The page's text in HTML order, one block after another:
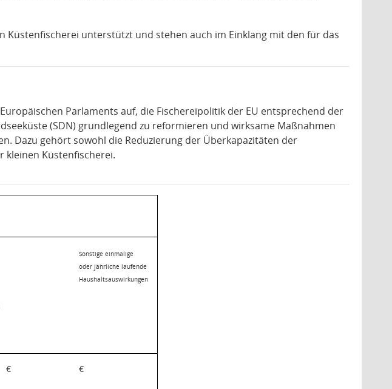
Küstenfischerei unterstützt und stehen auch im Einklang mit den für das
Parlaments auf, die Fischereipolitik der EU entsprechend der
(SDN) grundlegend zu reformieren und wirksame Maßnahmen
Dazu gehört sowohl die Reduzierung der Überkapazitäten der
kleinen Küstenfischerei.
Sonstige einmalige
oder jährliche laufende
Haushaltsauswirkungen
€ €